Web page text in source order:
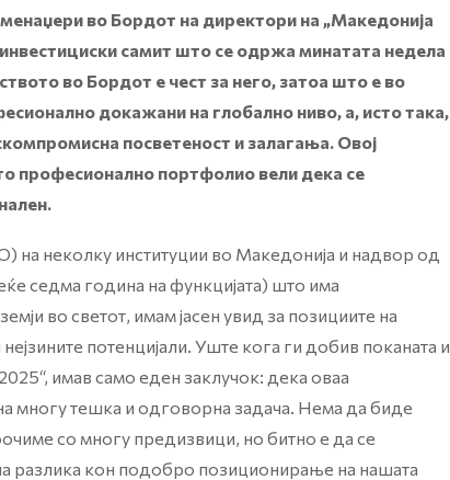
во Бордот на директори на „Македонија
самит што се одржа минатата недела
во Бордот е чест за него, затоа што е во
докажани на глобално ниво, а, исто така,
посветеност и залагања. Овој
професионално портфолио вели дека се
на неколку институции во Македонија и надвор од
седма година на функцијата) што има
во светот, имам јасен увид за позициите на
потенцијали. Уште кога ги добив поканата и
имав само еден заклучок: дека оваа
многу тешка и одговорна задача. Нема да биде
со многу предизвици, но битно е да се
разлика кон подобро позиционирање на нашата